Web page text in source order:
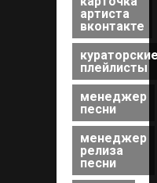
артиста
вконтакте
плейлисты
менеджер
песни
менеджер
релиза
песни